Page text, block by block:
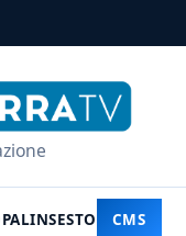
PALINSESTO CMS